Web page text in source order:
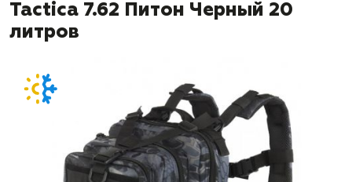
Tactica 7.62 Питон Черный 20
литров